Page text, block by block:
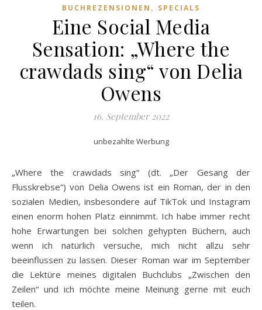
BUCHREZENSIONEN , SPECIALS
Eine Social Media
Sensation: „Where the
crawdads sing“ von Delia
Owens
16. September 2022
unbezahlte Werbung
„Where the crawdads sing“ (dt. „Der Gesang der
Flusskrebse“) von Delia Owens ist ein Roman, der in den
sozialen Medien, insbesondere auf TikTok und Instagram
einen enorm hohen Platz einnimmt. Ich habe immer recht
hohe Erwartungen bei solchen gehypten Büchern, auch
wenn ich natürlich versuche, mich nicht allzu sehr
beeinflussen zu lassen. Dieser Roman war im September
die Lektüre meines digitalen Buchclubs „Zwischen den
Zeilen“ und ich möchte meine Meinung gerne mit euch
teilen.